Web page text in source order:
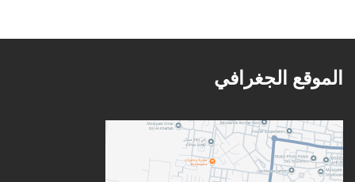
الموقع الجغرافي